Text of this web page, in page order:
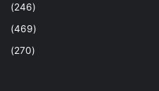
(246)
(469)
(270)